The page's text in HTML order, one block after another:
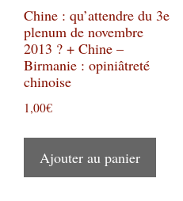
Chine : qu’attendre du 3e
plenum de novembre
2013 ? + Chine –
Birmanie : opiniâtreté
chinoise
1,00€
Ajouter au panier